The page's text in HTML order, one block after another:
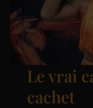
Le vrai
cachet